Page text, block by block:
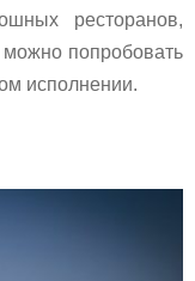
ресторанов,
можно попробовать
исполнении.